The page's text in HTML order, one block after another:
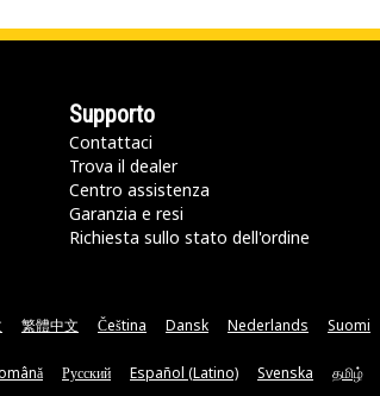
Supporto
Contattaci
Trova il dealer
Centro assistenza
Garanzia e resi
Richiesta sullo stato dell'ordine
繁體中文 Čeština Dansk Nederlands Suomi
Русский Español (Latino) Svenska தமிழ்